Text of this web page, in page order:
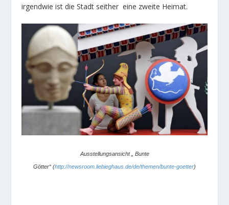
irgendwie ist die Stadt seither eine zweite Heimat.
Ausstellungsansicht Bunte
Götter“ (http://newsroom.liebieghaus.de/de/themen/bunte-goetter)